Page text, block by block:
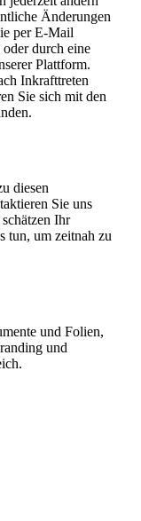
Änderungen
per E-Mail
oder durch eine
Plattform.
Inkrafttreten
Sie sich mit den
diesen
Sie uns
Ihr
tun, um zeitnah zu
und Folien,
und